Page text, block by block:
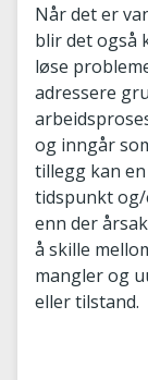
Når det er
blir det også
løse
adressere
og inngår
tillegg kan
tidspunkt og/
enn der
å skille
mangler og
eller tilstand.